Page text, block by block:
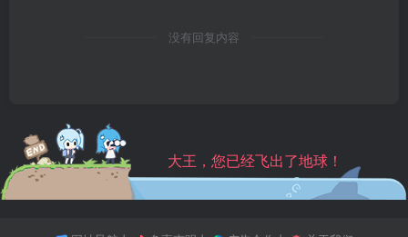
没有回复内容
大王，您已经飞出了地球！